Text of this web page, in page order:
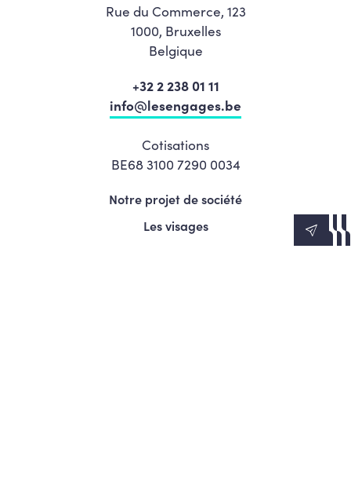
Rue du Commerce, 123
1000, Bruxelles
Belgique
+32 2 238 01 11
info@lesengages.be
Cotisations
BE68 3100 7290 0034
Notre projet de société
Les visages